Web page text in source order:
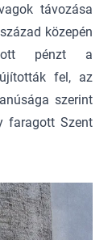
távozása
közepén
pénzt a
fel, az
szerint
faragott Szent